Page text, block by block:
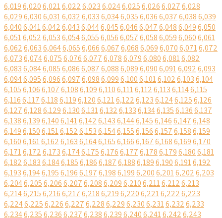
6,0196,0206,0216,0226,0236,0246,0256,0266,0276,028
6,0296,0306,0316,0326,0336,0346,0356,0366,0376,0386,039
6,0406,0416,0426,0436,0446,0456,0466,0476,0486,0496,050
6,0516,0526,0536,0546,0556,0566,0576,0586,0596,0606,061
6,0626,0636,0646,0656,0666,0676,0686,0696,0706,0716,072
6,0736,0746,0756,0766,0776,0786,0796,0806,0816,082
6,0836,0846,0856,0866,0876,0886,0896,0906,0916,0926,093
6,0946,0956,0966,0976,0986,0996,1006,1016,1026,1036,104
6,1056,1066,1076,1086,1096,1106,1116,1126,1136,1146,115
6,1166,1176,1186,1196,1206,1216,1226,1236,1246,1256,126
6,1276,1286,1296,1306,1316,1326,1336,1346,1356,1366,137
6,1386,1396,1406,1416,1426,1436,1446,1456,1466,1476,148
6,1496,1506,1516,1526,1536,1546,1556,1566,1576,1586,159
6,1606,1616,1626,1636,1646,1656,1666,1676,1686,1696,170
6,1716,1726,1736,1746,1756,1766,1776,1786,1796,1806,181
6,1826,1836,1846,1856,1866,1876,1886,1896,1906,1916,192
6,1936,1946,1956,1966,1976,1986,1996,2006,2016,2026,203
6,2046,2056,2066,2076,2086,2096,2106,2116,2126,213
6,2146,2156,2166,2176,2186,2196,2206,2216,2226,223
6,2246,2256,2266,2276,2286,2296,2306,2316,2326,233
6,2346,2356,2366,2376,2386,2396,2406,2416,2426,243